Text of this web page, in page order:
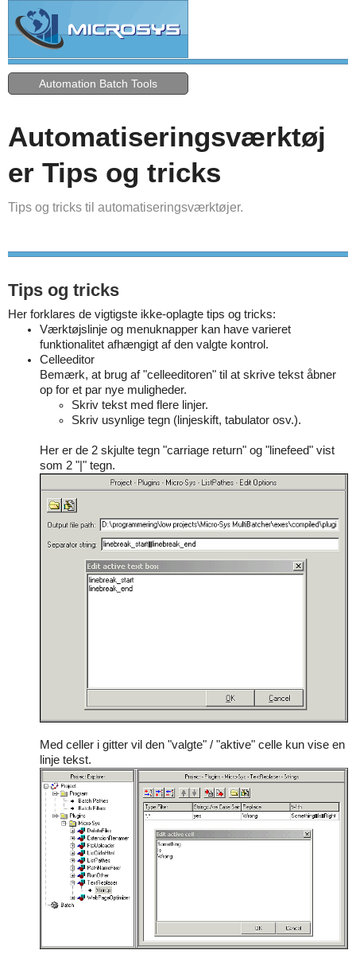
Automation Batch Tools
Automatiseringsværktøj
er Tips og tricks
Tips og tricks til automatiseringsværktøjer.
Tips og tricks
Her forklares de vigtigste ikke-oplagte tips og tricks:
Værktøjslinje og menuknapper kan have varieret
funktionalitet afhængigt af den valgte kontrol.
Celleeditor
Bemærk, at brug af "celleeditoren" til at skrive tekst åbner
op for et par nye muligheder.
Skriv tekst med flere linjer.
Skriv usynlige tegn (linjeskift, tabulator osv.).
Her er de 2 skjulte tegn "carriage return" og "linefeed" vist
som 2 "|" tegn.
Med celler i gitter vil den "valgte" / "aktive" celle kun vise en
linje tekst.